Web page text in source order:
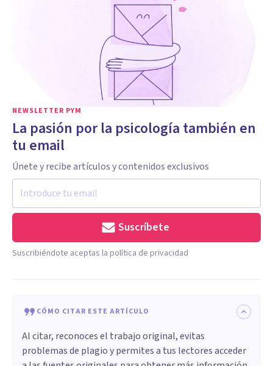
NEWSLETTER PYM
La pasión por la psicología también en
tu email
Únete y recibe artículos y contenidos exclusivos
Suscríbete
Suscribiéndote aceptas la política de privacidad
CÓMO CITAR ESTE ARTÍCULO
Al citar, reconoces el trabajo original, evitas
problemas de plagio y permites a tus lectores acceder